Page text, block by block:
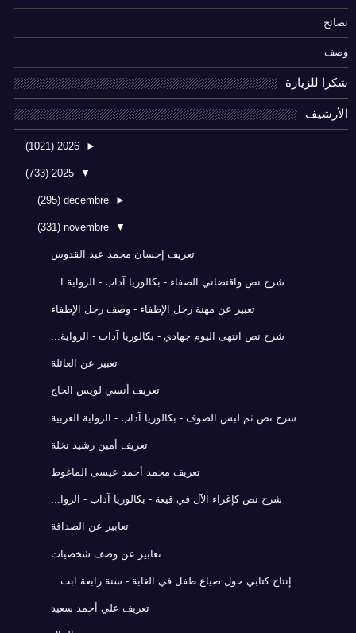
نصائح
وصف
شكرا للزيارة
الأرشيف
►
2026
(1021)
▼
2025
(733)
►
décembre
(295)
▼
novembre
(331)
تعريف إحسان محمد عبد القدوس
شرح نص واقتضاني الصفاء - بكالوريا آداب - الرواية ا...
تعبير عن مهنة رجل الإطفاء - وصف رجل الإطفاء
شرح نص انتهى اليوم جهادي - بكالوريا آداب - الرواية...
تعبير عن العائلة
تعريف أنسي لويس الحاج
شرح نص ثم لبس الصوف - بكالوريا آداب - الرواية العربية
تعريف أمين رشيد نخلة
تعريف محمد أحمد عيسى الماغوط
شرح نص كإغراء الآل في قيعة - بكالوريا آداب - الروا...
تعابير عن الصداقة
تعابير عن وصف شخصيات
إنتاج كتابي حول ضياع طفل في الغابة - سنة رابعة ابت...
تعريف علي أحمد سعيد